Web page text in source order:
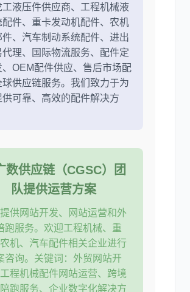
工液压件供应商、工程机械液
配件、重卡发动机配件、农机
件、汽车制动系统配件、进出
代理、国际物流服务、配件定
、OEM配件供应、售后市场配
球供应链服务。我们致力于为
供可靠、高效的配件解决方
数供应链（CGSC）团
队提供运营方案
供网站开发、网站运营和外
跑服务。欢迎工程机械、重
机、汽车配件相关企业进行
咨询。关键词：外贸网站开
程机械配件网站运营、跨境
跑服务、企业数字化解决方